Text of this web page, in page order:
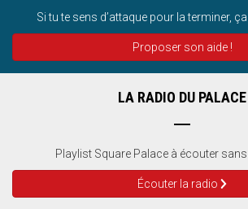
Si tu te sens d’attaque pour la terminer,
Proposer son aide !
LA RADIO DU PALACE
Playlist Square Palace à écouter
Écouter la radio